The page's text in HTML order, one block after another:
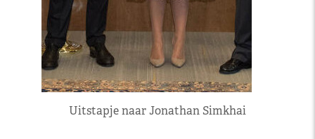
Uitstapje naar Jonathan Simkhai